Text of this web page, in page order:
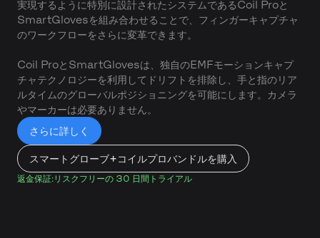
実現するように特別に設計されたシステムであるCoil Proと
SmartGlovesを組み合わせることで、フィンガーキャプチャ
のワークフローをさらに変革できます。
Coil ProとSmartGlovesは、独自のEMFモーションキャプ
チャテクノロジーを利用してドリフトを排除し、手と指のリア
ルタイムのグローバルポジショニングを可能にします。カメラ
やマーカーは必要ありません。
さらに詳しく
スマートグローブ+コイルプロバンドルを購入
返金保証:リスクフリーの 30 日間トライアル